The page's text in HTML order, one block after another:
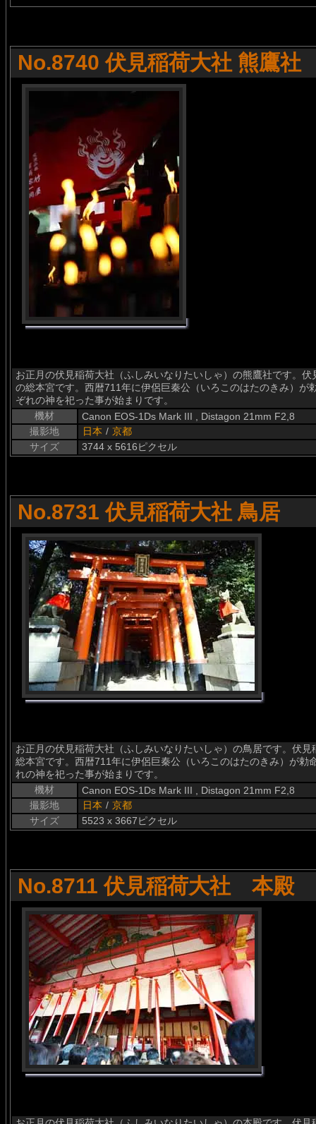
No.8740 伏見稲荷大社 熊鷹社
お正月の伏見稲荷大社（ふしみいなりたいしゃ）の熊鷹社です。
の総本宮です。西暦711年に伊侶巨秦公（いろこのはたのきみ）が
ぞれの神を祀った事が始まりです。
機材
Canon EOS-1Ds Mark III , Distagon 21mm F2,8
撮影地
日本 / 京都
サイズ
3744 x 5616ピクセル
No.8731 伏見稲荷大社 鳥居
お正月の伏見稲荷大社（ふしみいなりたいしゃ）の鳥居です。伏
総本宮です。西暦711年に伊侶巨秦公（いろこのはたのきみ）が勅
れの神を祀った事が始まりです。
機材
Canon EOS-1Ds Mark III , Distagon 21mm F2,8
撮影地
日本 / 京都
サイズ
5523 x 3667ピクセル
No.8711 伏見稲荷大社 本殿